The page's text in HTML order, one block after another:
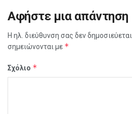
Αφήστε μια απάντηση
Η ηλ. διεύθυνση σας δεν δημοσιεύεται.
σημειώνονται με *
Σχόλιο *